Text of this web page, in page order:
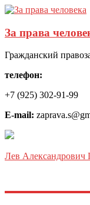
За права
Гражданский
телефон:
+7 (925) 302-91-99
E-mail:
Лев Александрович